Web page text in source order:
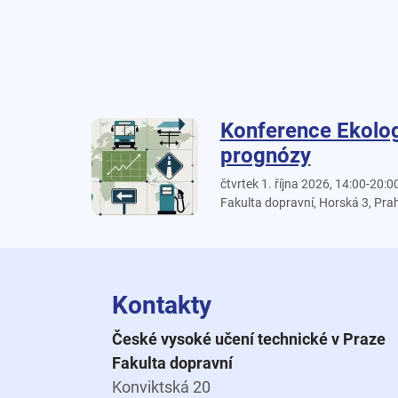
Konference
prognózy
čtvrtek 1. října 2026, 14:00-
Fakulta dopravní, Horská 3,
Kontakty
České vysoké učení technické v Praze
Fakulta dopravní
Konviktská 20